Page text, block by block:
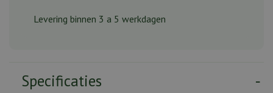
Levering binnen 3 a 5 werkdagen
Specificaties